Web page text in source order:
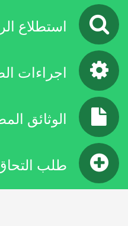
استطلاع
اجراءات
الوثائق
طلب